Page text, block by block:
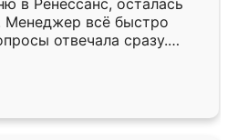
в Ренессанс, осталась
Менеджер всё быстро
отвечала сразу.
в субботу, подошёл к
Собрали
аккуратно, даже